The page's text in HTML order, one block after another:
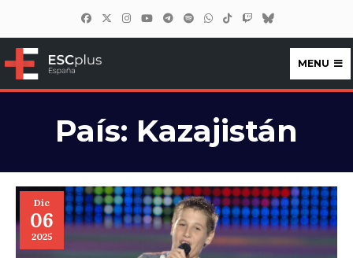
ESCplus España
MENU
País: Kazajistán
Dic
06
2025